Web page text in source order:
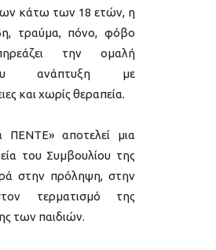
κάτω των 18 ετών, η
τραύμα, πόνο, φόβο
την ομαλή
ανάπτυξη με
και χωρίς θεραπεία.
αποτελεί μια
του Συμβουλίου της
στην πρόληψη, στην
τερματισμό της
των παιδιών.